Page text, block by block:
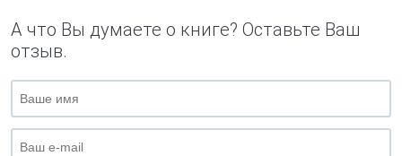
А что Вы думаете о книге? Оставьте Ваш
отзыв.